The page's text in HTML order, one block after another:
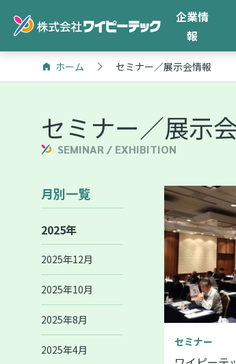
企業情
報
ホーム セミナー／展示会情報
セミナー／展示
SEMINAR / EXHIBITION
セミナー
月別一覧
2025年
2025年12月
2025年10月
2025年8月
2025年4月